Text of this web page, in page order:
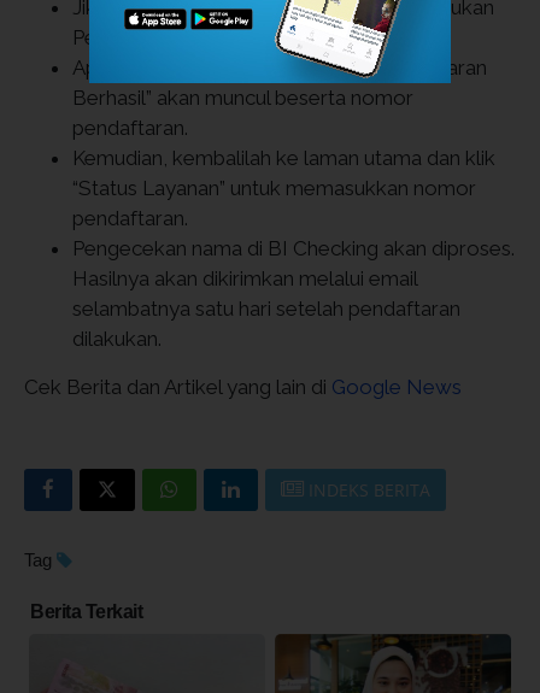
Jika sudah mengecek persetujuan, klik “Ajukan
Permohonan”.
Apabila berhasil, pemberitahuan “Pendaftaran
Berhasil” akan muncul beserta nomor
pendaftaran.
Kemudian, kembalilah ke laman utama dan klik
“Status Layanan” untuk memasukkan nomor
pendaftaran.
Pengecekan nama di BI Checking akan diproses.
Hasilnya akan dikirimkan melalui email
selambatnya satu hari setelah pendaftaran
dilakukan.
Cek Berita dan Artikel yang lain di Google News
INDEKS BERITA
Tag
Berita Terkait